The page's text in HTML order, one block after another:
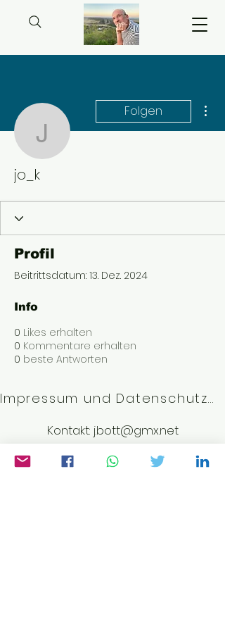
jo_k
Folgen
jo_k
Profil
Beitrittsdatum: 13. Dez. 2024
Info
0 Likes erhalten
0 Kommentare erhalten
0 beste Antworten
Impressum und Datenschutzerklärung
Kontakt: j.bott@gmx.net
©2023 von Weltwissen